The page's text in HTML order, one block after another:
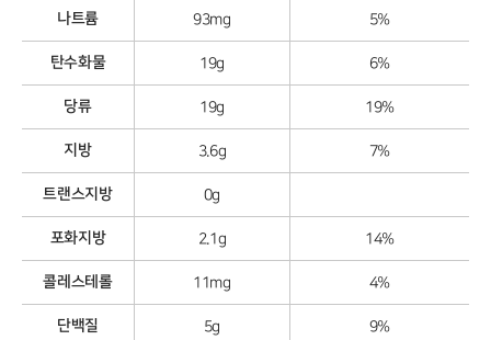
나트륨 93mg 5%
탄수화물 19g 6%
당류 19g 19%
지방 3.6g 7%
트랜스지방 0g
포화지방 2.1g 14%
콜레스테롤 11mg 4%
단백질 5g 9%